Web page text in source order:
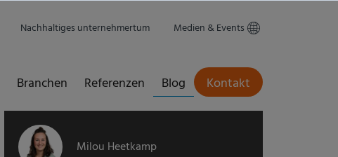
Nachhaltiges unternehmertum Medien & Events
Branchen Referenzen Blog Kontakt
Milou Heetkamp